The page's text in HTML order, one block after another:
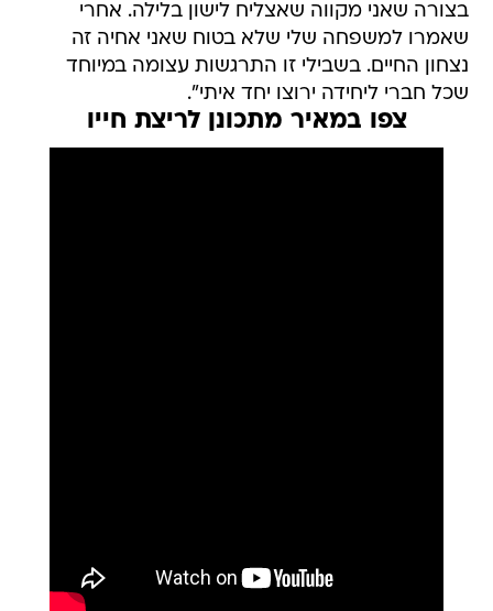
בצורה שאני מקווה שאצליח לישון בלילה. אחרי
שאמרו למשפחה שלי שלא בטוח שאני אחיה זה
נצחון החיים. בשבילי זו התרגשות עצומה במיוחד
שכל חברי ליחידה ירוצו יחד איתי".
צפו במאיר מתכונן לריצת חייו